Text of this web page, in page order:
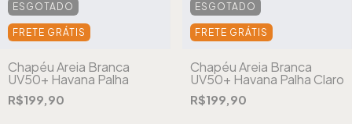
ESGOTADO
FRETE GRÁTIS
Chapéu Areia Branca
UV50+ Havana Palha
R$199,90
ESGOTADO
FRETE GRÁTIS
Chapéu Areia Branca
UV50+ Havana Palha Claro
R$199,90